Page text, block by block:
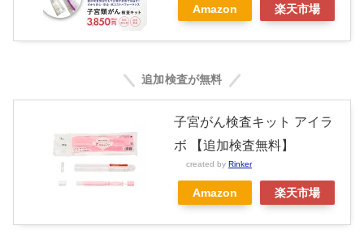
Amazon 楽天市場
追加検査が無料
子宮がん検査キット アイラ
ボ 【追加検査無料】
created by Rinker
Amazon 楽天市場